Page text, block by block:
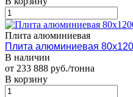
Плита алюминиевая
Плита алюминиевая
В наличии
от 233 888 руб./тонна
В корзину